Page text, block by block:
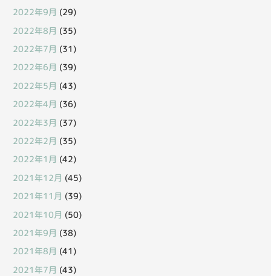
2022年9月 (29)
2022年8月 (35)
2022年7月 (31)
2022年6月 (39)
2022年5月 (43)
2022年4月 (36)
2022年3月 (37)
2022年2月 (35)
2022年1月 (42)
2021年12月 (45)
2021年11月 (39)
2021年10月 (50)
2021年9月 (38)
2021年8月 (41)
2021年7月 (43)